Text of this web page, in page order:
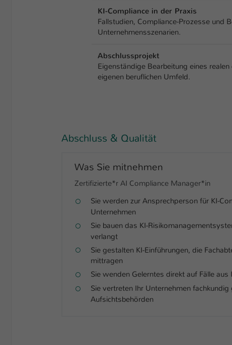
KI-Compliance in der Praxis
Fallstudien, Compliance-Prozesse und
Unternehmensszenarien.
Abschlussprojekt
Eigenständige Bearbeitung eines
eigenen beruflichen Umfeld.
Abschluss & Qualität
Was Sie mitnehmen
Zertifizierte*r AI Compliance Manager*in
Sie werden zur Ansprechperson für KI-
Unternehmen
Sie bauen das KI-
verlangt
Sie gestalten KI-Einführungen, die
mittragen
Sie wenden Gelerntes direkt auf Fälle
Sie vertreten Ihr Unternehmen fachkundig
Aufsichtsbehörden